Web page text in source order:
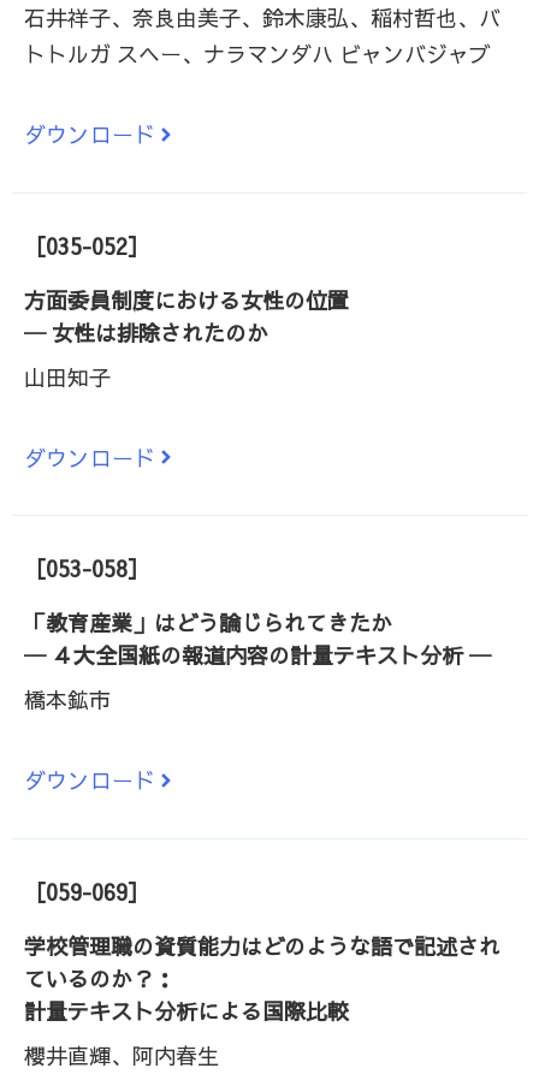
石井祥子、奈良由美子、鈴木康弘、稲村哲也、バ
トトルガ スヘー、ナラマンダハ ビャンバジャブ
ダウンロード
［035-052］
方面委員制度における女性の位置
─ 女性は排除されたのか
山田知子
ダウンロード
［053-058］
「教育産業」はどう論じられてきたか
─ ４大全国紙の報道内容の計量テキスト分析 ─
橋本鉱市
ダウンロード
［059-069］
学校管理職の資質能力はどのような語で記述され
ているのか？：
計量テキスト分析による国際比較
櫻井直輝、阿内春生